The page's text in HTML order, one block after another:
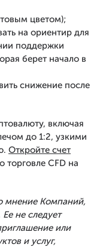
цветом);
на ориентир для
поддержки
берет начало в
снижение после
включая
до 1:2, узкими
Откройте счет
о торговле CFD на
мнение Компаний,
не следует
или
и услуг,